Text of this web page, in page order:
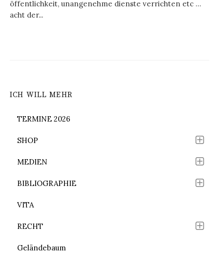
öffentlichkeit, unangenehme dienste verrichten etc …
acht der...
ICH WILL MEHR
TERMINE 2026
SHOP
MEDIEN
BIBLIOGRAPHIE
VITA
RECHT
Geländebaum